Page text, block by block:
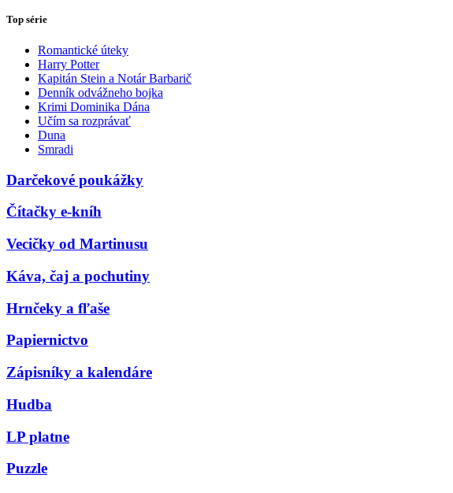
Top série
Romantické úteky
Harry Potter
Kapitán Stein a Notár Barbarič
Denník odvážneho bojka
Krimi Dominika Dána
Učím sa rozprávať
Duna
Smradi
Darčekové poukážky
Čítačky e-kníh
Vecičky od Martinusu
Káva, čaj a pochutiny
Hrnčeky a fľaše
Papiernictvo
Zápisníky a kalendáre
Hudba
LP platne
Puzzle